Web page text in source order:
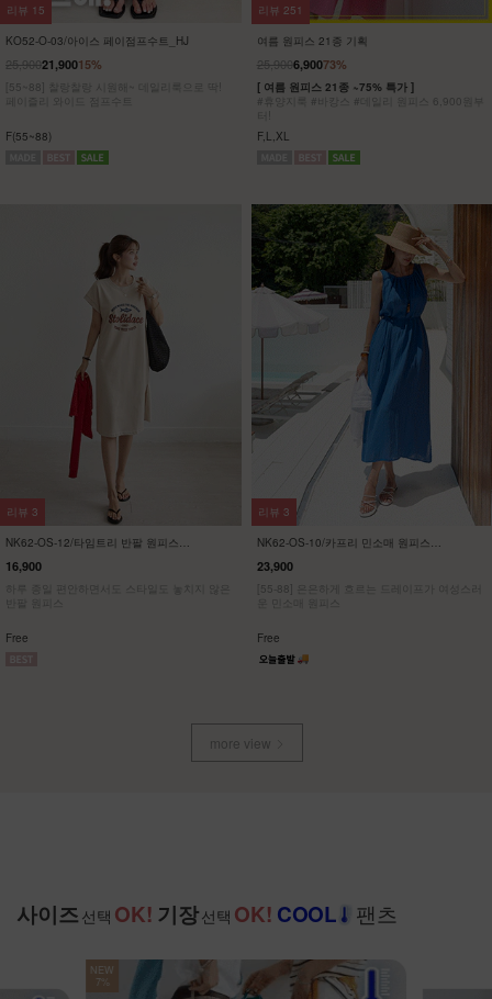
KO32-T-01/파리 호일프린팅 반팔티
75%
23,9005,900
[ 한정수량 특가 ]
[55~120] 유니크한 골드 프린팅!! 반팔티/박시
F(55~77),L(88~100),XL(110~120)
리뷰 8
KO62-T-20/위겟 박스반팔티_DY
19,900
[55-100] 가볍고 시원한 원단은 물론
피부에 달라붙지 않아 하루종일 쾌적해!
F,L
리뷰 5
NK32-P-1/에이지 와이드 팬츠
23,900
[55~120] 여성스러운 스커트처럼, 맥시멈 와이
드핏 밴딩팬츠
Free
리뷰 57
KO22-T-12/배색 브이넥 스판티
19,9007,900
[ 한정수량 특가 ]
M(~66),L(~88),XL(~100),1(~120)
리뷰 21
more view
사이즈 선택 OK! 기장선택 OK! COOL 팬츠